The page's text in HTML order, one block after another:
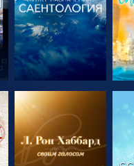
СМОТРЕТЬ
ПЕРЕДАЧИ